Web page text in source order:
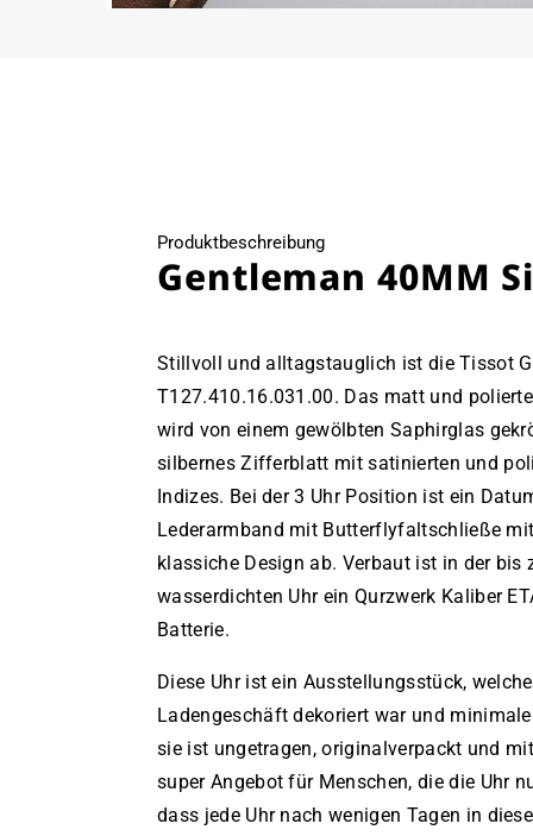
Produktbeschreibung
Gentleman 40MM
Stillvoll und alltagstauglich ist die Tissot
T127.410.16.031.00. Das matt und
wird von einem gewölbten Saphirglas
silbernes Zifferblatt mit satinierten und
Indizes. Bei der 3 Uhr Position ist ein
Lederarmband mit Butterflyfaltschließe
klassiche Design ab. Verbaut ist in der bis
wasserdichten Uhr ein Qurzwerk Kaliber
Batterie.
Diese Uhr ist ein Ausstellungsstück,
Ladengeschäft dekoriert war und
sie ist ungetragen, originalverpackt und
super Angebot für Menschen, die die Uhr
dass jede Uhr nach wenigen Tagen in